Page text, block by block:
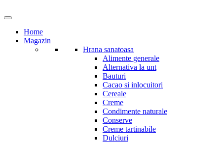
Home
Magazin
Hrana sanatoasa
Alimente generale
Alternativa la unt
Bauturi
Cacao si inlocuitori
Cereale
Creme
Condimente naturale
Conserve
Creme tartinabile
Dulciuri